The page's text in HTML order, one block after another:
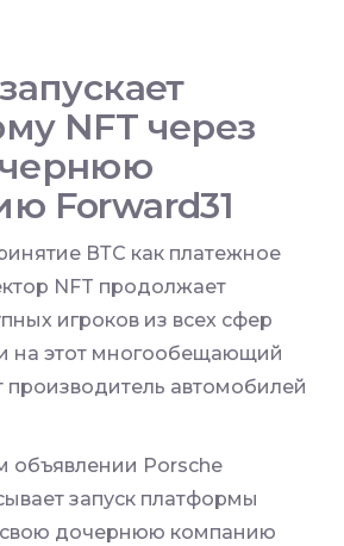
NFT через
Forward31
ВТС как платежное
NFT продолжает
игроков из всех сфер
на этот многообещающий
автомобилей
объявлении Porsche
запуск платформы
свою дочернюю компанию